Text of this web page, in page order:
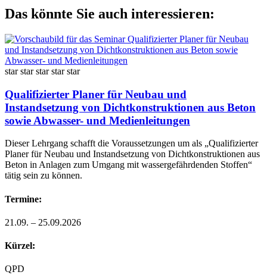
Das könnte Sie auch interessieren:
star star star star star
Qualifizierter Planer für Neubau und
Instandsetzung von Dichtkonstruktionen aus Beton
sowie Abwasser- und Medienleitungen
Dieser Lehrgang schafft die Voraussetzungen um als „Qualifizierter
Planer für Neubau und Instandsetzung von Dichtkonstruktionen aus
Beton in Anlagen zum Umgang mit wassergefährdenden Stoffen“
tätig sein zu können.
Termine:
21.09. – 25.09.2026
Kürzel:
QPD